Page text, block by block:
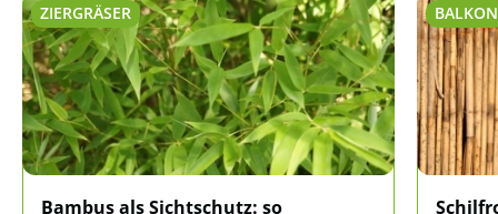
ZIERGRÄSER
Bambus als Sichtschutz: so
BALKON